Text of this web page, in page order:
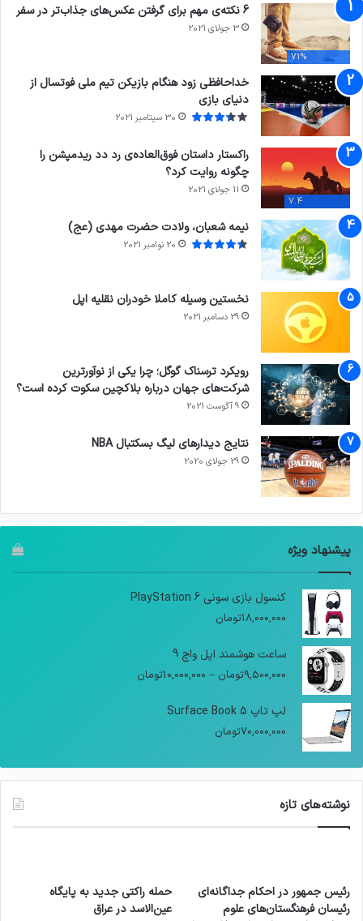
71%
6 نکته‌ی مهم برای گرفتن عکس‌های جذاب‌تر در سفر
3 جولای 2021
خداحافظی زود هنگام بازیکن تیم ملی فوتسال از
دنیای بازی
30 سپتامبر 2021
7.4
راکستار داستان فوق‌العاده‌ی رد دد ریدمپشن را
چگونه روایت کرد؟
11 جولای 2021
نیمه شعبان، ولادت حضرت مهدی (عج)
20 نوامبر 2021
نخستین وسیله کاملا خودران نقلیه اپل
29 دسامبر 2021
رویکرد ترسناک گوگل؛ چرا یکی از نوآورترین
شرکت‌های جهان درباره بلاکچین سکوت کرده است؟
9 آگوست 2021
نتایج دیدار‌های لیگ بسکتبال NBA
29 جولای 2020
پیشنهاد ویژه
کنسول بازی سونی PlayStation 6
18,000,000تومان
ساعت هوشمند اپل واچ 9
9,500,000تومان –
10,000,000تومان
لپ تاپ Surface Book 5
70,000,000تومان
نوشته‌های تازه
رئیس جمهور در احکام جداگانه‌ای
رئیسان فرهنگستان‌های علوم
حمله راکتی جدید به پایگاه
عین‌الاسد در عراق